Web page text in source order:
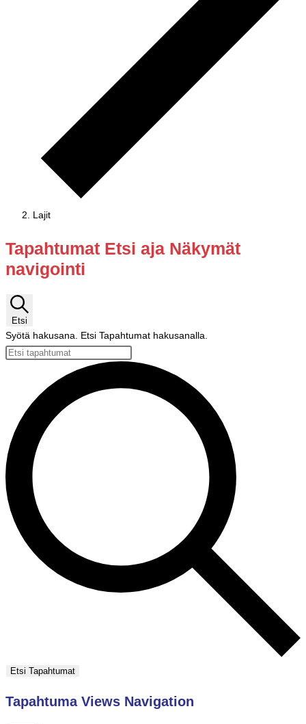
Lajit
Tapahtumat
Tapahtumat Etsi aja Näkymät
navigointi
Etsi
Syötä hakusana. Etsi Tapahtumat hakusanalla.
Etsi Tapahtumat
Tapahtuma Views Navigation